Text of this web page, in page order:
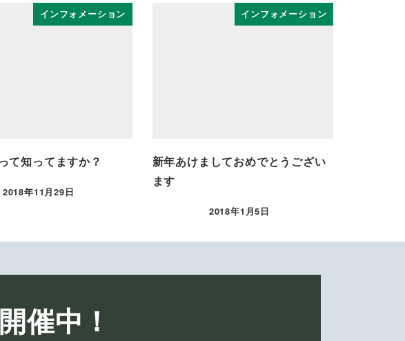
インフォメーション
て知ってますか？
投稿日
2018年11月29日
インフォメーション
新年あけましておめでとうござい
ます
投稿日
2018年1月5日
催中！